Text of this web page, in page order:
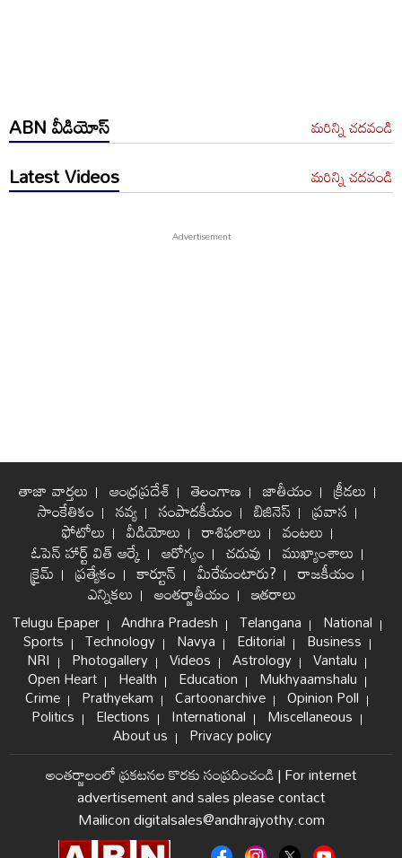
ABN వీడియోస్ మరిన్ని చదవండి
Latest Videos మరిన్ని చదవండి
తాజా వార్తలు ఆంధ్రప్రదేశ్ తెలంగాణ జాతీయం క్రీడలు
సాంకేతికం నవ్య సంపాదకీయం బిజినెస్ ప్రవాస
ఫోటోలు వీడియోలు రాశిఫలాలు వంటలు
ఓపెన్ హార్ట్ విత్ ఆర్కే ఆరోగ్యం చదువు ముఖ్యాంశాలు
క్రైమ్ ప్రత్యేకం కార్టూన్ మీరేమంటారు? రాజకీయం
ఎన్నికలు అంతర్జాతీయం ఇతరాలు
Telugu Epaper Andhra Pradesh Telangana National
Sports Technology Navya Editorial Business
NRI Photogallery Videos Astrology Vantalu
Open Heart Health Education Mukhyaamshalu
Crime Prathyekam Cartoonarchive Opinion Poll
Politics Elections International Miscellaneous
About us Privacy policy
అంతర్జాలంలో ప్రకటనల కొరకు సంప్రదించండి|For internet
advertisement and sales please contact
Mailicon digitalsales@andhrajyothy.com